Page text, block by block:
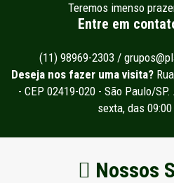
Teremos imenso
Entre em
(11) 98969-2303 /
Deseja nos fazer uma visita?
- CEP 02419-020 - São Paulo/
sexta, das
Nossos